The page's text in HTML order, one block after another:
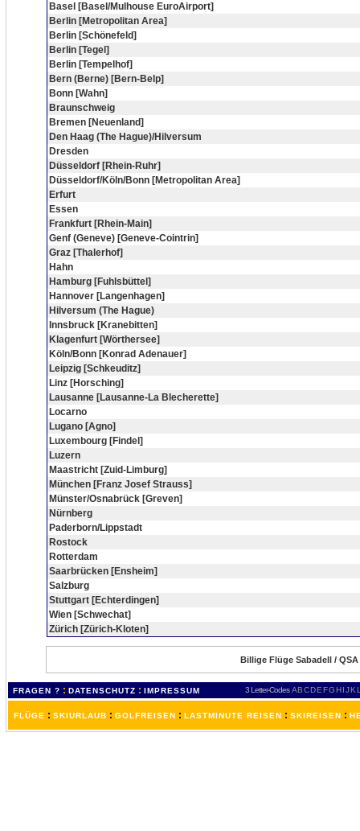
Basel [Basel/Mulhouse EuroAirport]
Berlin [Metropolitan Area]
Berlin [Schönefeld]
Berlin [Tegel]
Berlin [Tempelhof]
Bern (Berne) [Bern-Belp]
Bonn [Wahn]
Braunschweig
Bremen [Neuenland]
Den Haag (The Hague)/Hilversum
Dresden
Düsseldorf [Rhein-Ruhr]
Düsseldorf/Köln/Bonn [Metropolitan Area]
Erfurt
Essen
Frankfurt [Rhein-Main]
Genf (Geneve) [Geneve-Cointrin]
Graz [Thalerhof]
Hahn
Hamburg [Fuhlsbüttel]
Hannover [Langenhagen]
Hilversum (The Hague)
Innsbruck [Kranebitten]
Klagenfurt [Wörthersee]
Köln/Bonn [Konrad Adenauer]
Leipzig [Schkeuditz]
Linz [Horsching]
Lausanne [Lausanne-La Blecherette]
Locarno
Lugano [Agno]
Luxembourg [Findel]
Luzern
Maastricht [Zuid-Limburg]
München [Franz Josef Strauss]
Münster/Osnabrück [Greven]
Nürnberg
Paderborn/Lippstadt
Rostock
Rotterdam
Saarbrücken [Ensheim]
Salzburg
Stuttgart [Echterdingen]
Wien [Schwechat]
Zürich [Zürich-Kloten]
Billige Flüge Sabadell /
FRAGEN ? : DATENSCHUTZ : IMPRESSUM 3 Letter-Codes ABCDEFGH IJKL
FLÜGE : SKIURLAUB : GOLFREISEN : LASTMINUTE REISEN : SKIREISEN :